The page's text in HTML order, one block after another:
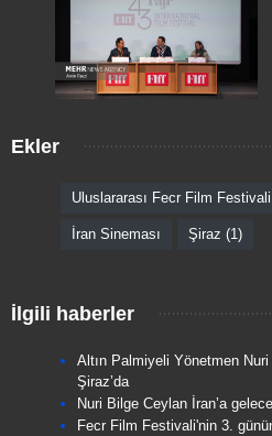
Ekler
Uluslararası Fecr Film Festivali
İran Sineması Şiraz (1)
İlgili haberler
Altın Palmiyeli Yönetmen
Şiraz’da
Nuri Bilge Ceylan İran’a
Fecr Film Festivali'nin 3.